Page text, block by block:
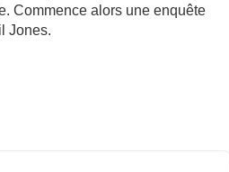
Commence alors une enquête
Jones.